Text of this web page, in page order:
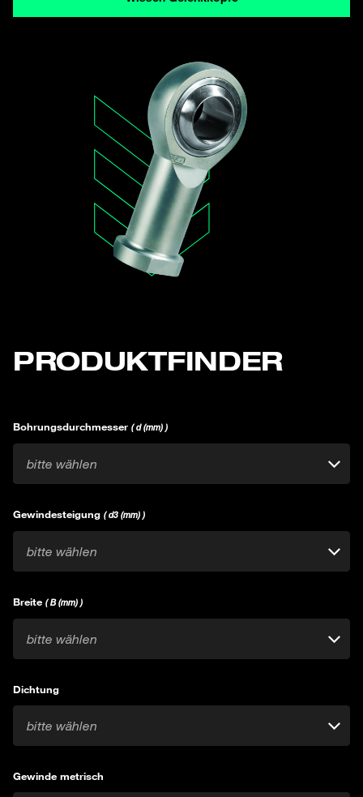
PRODUKTFINDER
Bohrungsdurchmesser ( d (mm) )
bitte wählen
Gewindesteigung ( d3 (mm) )
bitte wählen
Breite ( B (mm) )
bitte wählen
Dichtung
bitte wählen
Gewinde metrisch